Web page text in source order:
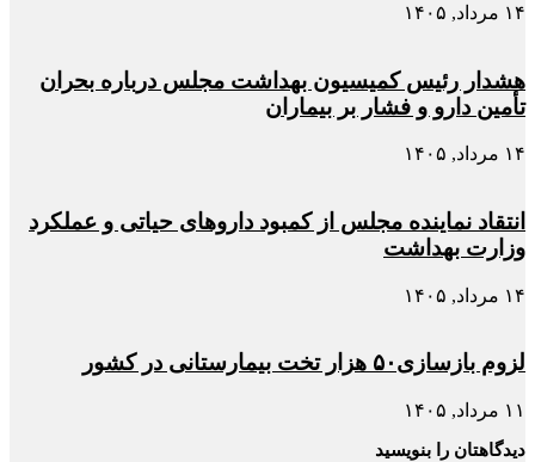
۱۴ مرداد, ۱۴۰۵
هشدار رئیس کمیسیون بهداشت مجلس درباره بحران
تأمین دارو و فشار بر بیماران
۱۴ مرداد, ۱۴۰۵
انتقاد نماینده مجلس از کمبود داروهای حیاتی و عملکرد
وزارت بهداشت
۱۴ مرداد, ۱۴۰۵
لزوم بازسازی۵۰ هزار تخت بیمارستانی در کشور
۱۱ مرداد, ۱۴۰۵
دیدگاهتان را بنویسید